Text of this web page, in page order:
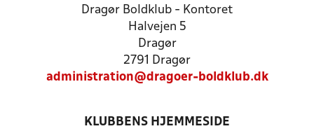
Dragør Boldklub - Kontoret
Halvejen 5
Dragør
2791 Dragør
administration@dragoer-boldklub.dk
KLUBBENS HJEMMESIDE